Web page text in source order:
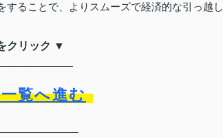
することで、よりスムーズで経済的な引っ越し
クリック ▼
覧へ進む